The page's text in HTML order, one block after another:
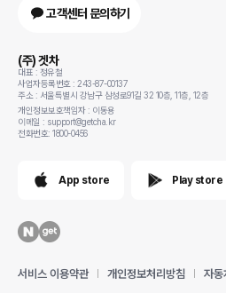
고객센터 문의하기
(주) 겟차
대표 : 정유철
사업자등록번호 : 243-87-00137
주소 : 서울특별시 강남구 삼성로91길 32 10층, 11층, 12층
개인정보보호책임자 : 이동용
이메일 : support@getcha.kr
전화번호: 1800-0456
App store Play store
서비스 이용약관 개인정보처리방침 자동